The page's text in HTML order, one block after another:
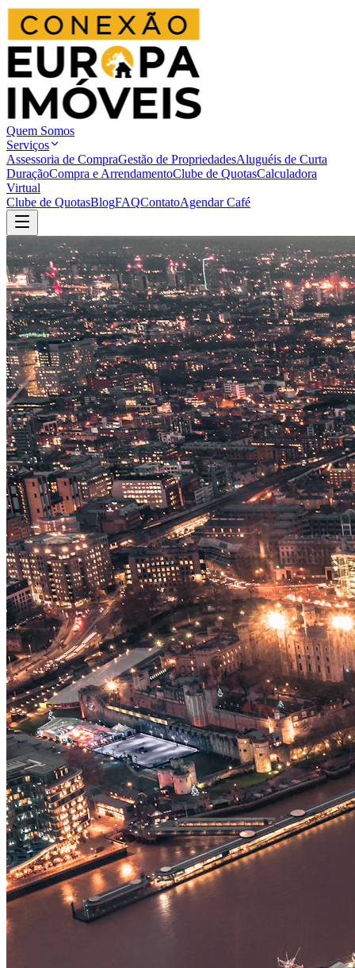
Quem Somos
Serviços
Assessoria de CompraGestão de PropriedadesAluguéis de Curta
DuraçãoCompra e ArrendamentoClube de QuotasCalculadora
Virtual
Clube de QuotasBlogFAQContatoAgendar Café